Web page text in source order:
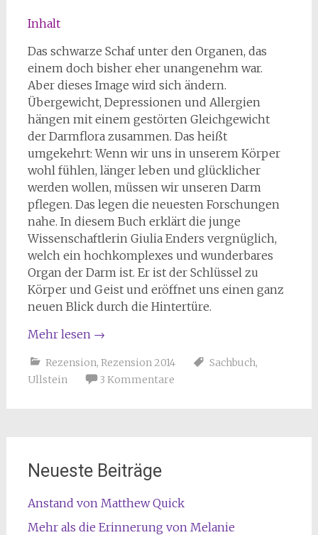
Inhalt
Das schwarze Schaf unter den Organen, das
einem doch bisher eher unangenehm war.
Aber dieses Image wird sich ändern.
Übergewicht, Depressionen und Allergien
hängen mit einem gestörten Gleichgewicht
der Darmflora zusammen. Das heißt
umgekehrt: Wenn wir uns in unserem Körper
wohl fühlen, länger leben und glücklicher
werden wollen, müssen wir unseren Darm
pflegen. Das legen die neuesten Forschungen
nahe. In diesem Buch erklärt die junge
Wissenschaftlerin Giulia Enders vergnüglich,
welch ein hochkomplexes und wunderbares
Organ der Darm ist. Er ist der Schlüssel zu
Körper und Geist und eröffnet uns einen ganz
neuen Blick durch die Hintertüre.
Mehr lesen →
Rezension, Rezension 2014 Sachbuch,
Ullstein
3 Kommentare
Neueste Beiträge
Anstand von Matthew Quick
Mehr als die Erinnerung von Melanie